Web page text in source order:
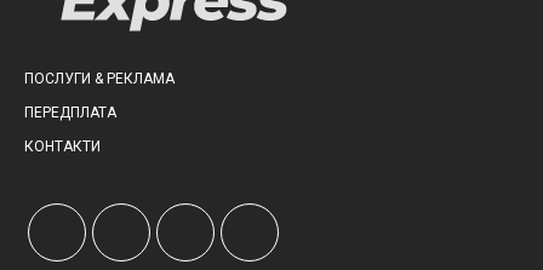
ПОСЛУГИ & РЕКЛАМА
ПЕРЕДПЛАТА
КОНТАКТИ